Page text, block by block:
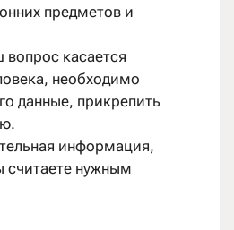
предметов и
касается
необходимо
данные, прикрепить
информация,
считаете нужным